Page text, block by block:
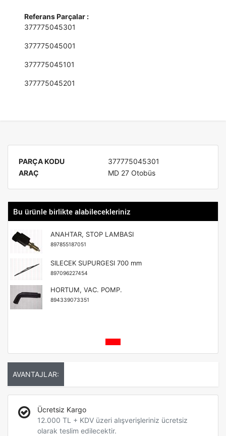
Referans Parçalar :
377775045301
377775045001
377775045101
377775045201
PARÇA KODU
377775045301
ARAÇ
MD 27 Otobüs
Bu ürünle birlikte alabilecekleriniz
ANAHTAR, STOP LAMBASI
897855187051
SILECEK SUPURGESI 700 mm
897096227454
HORTUM, VAC. POMP.
894339073351
AVANTAJLAR:
Ücretsiz Kargo
12.000 TL + KDV üzeri alışverişleriniz ücretsiz
olarak teslim edilecektir.